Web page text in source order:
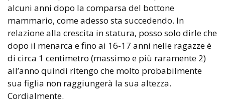
alcuni anni dopo la comparsa del bottone
mammario, come adesso sta succedendo. In
relazione alla crescita in statura, posso solo dirle che
dopo il menarca e fino ai 16-17 anni nelle ragazze è
di circa 1 centimetro (massimo e più raramente 2)
all’anno quindi ritengo che molto probabilmente
sua figlia non raggiungerà la sua altezza.
Cordialmente.